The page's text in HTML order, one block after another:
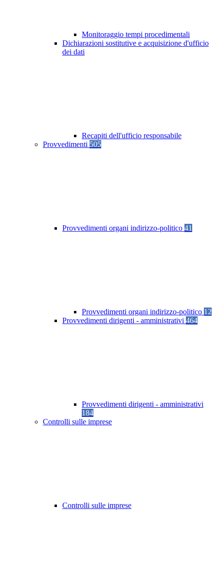
Monitoraggio tempi procedimentali
Dichiarazioni sostitutive e acquisizione d'ufficio
dei dati
Recapiti dell'ufficio responsabile
Provvedimenti 505
Provvedimenti organi indirizzo-politico 41
Provvedimenti organi indirizzo-politico 12
Provvedimenti dirigenti - amministrativi 464
Provvedimenti dirigenti - amministrativi
184
Controlli sulle imprese
Controlli sulle imprese